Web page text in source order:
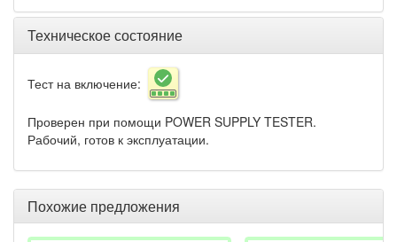
Техническое состояние
Тест на включение:
Проверен при помощи POWER SUPPLY TESTER.
Рабочий, готов к эксплуатации.
Похожие предложения